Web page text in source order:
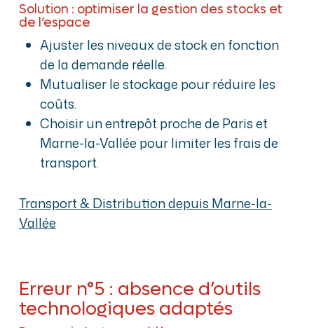
Solution : optimiser la gestion des stocks et
de l’espace
Ajuster les niveaux de stock en fonction
de la demande réelle.
Mutualiser le stockage pour réduire les
coûts.
Choisir un entrepôt proche de Paris et
Marne-la-Vallée pour limiter les frais de
transport.
Transport & Distribution depuis Marne-la-
Vallée
Erreur n°5 : absence d’outils
technologiques adaptés